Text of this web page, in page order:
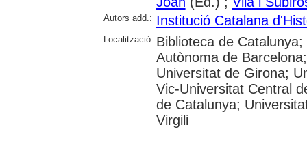
Autors add.: Institució Catalana
Localització: Biblioteca de
Autònoma de
Universitat de Girona;
Vic-Universitat Central
de Catalunya;
Virgili